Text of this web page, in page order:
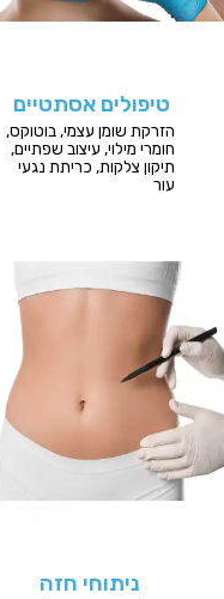
טיפולים אסתטיים
הזרקת שומן עצמי, בוטוקס,
חומרי מילוי, עיצוב שפתיים,
תיקון צלקות, כריתת נגעי
עור
ניתוחי חזה